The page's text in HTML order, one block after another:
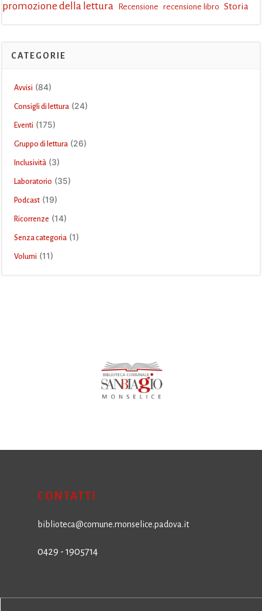
promozione della lettura Recensione recensione libro Storia
CATEGORIE
Avvisi (84)
Consigli di lettura (24)
Eventi (175)
Gruppo di lettura (26)
Inclusività (3)
Laboratorio (35)
Podcast (19)
Ricorrenze (14)
Senza categoria (1)
Volumi (11)
CONTATTI
biblioteca@comune.monselice.padova.it
0429 - 1905714